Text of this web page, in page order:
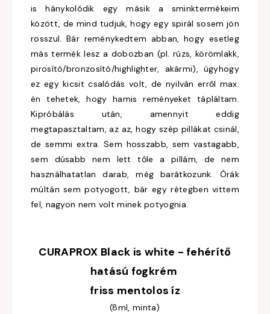
is hánykolódik egy másik a sminktermékeim
között, de mind tudjuk, hogy egy spirál sosem jön
rosszul. Bár reménykedtem abban, hogy esetleg
más termék lesz a dobozban (pl. rúzs, körömlakk,
pirosító/bronzosító/highlighter, akármi), úgyhogy
ez egy kicsit csalódás volt, de nyilván erről max.
én tehetek, hogy hamis reményeket tápláltam.
Kipróbálás után, amennyit eddig
megtapasztaltam, az az, hogy szép pillákat csinál,
de semmi extra. Sem hosszabb, sem vastagabb,
sem dúsabb nem lett tőle a pillám, de nem
használhatatlan darab, még barátkozunk. Órák
múltán sem potyogott, bár egy rétegben vittem
fel, nagyon nem volt minek potyognia.
CURAPROX Black is white - fehérítő
hatású fogkrém
friss mentolos íz
(8ml, minta)